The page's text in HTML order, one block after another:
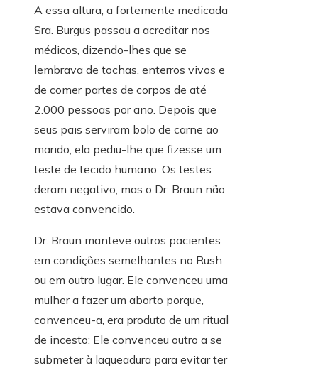
A essa altura, a fortemente medicada
Sra. Burgus passou a acreditar nos
médicos, dizendo-lhes que se
lembrava de tochas, enterros vivos e
de comer partes de corpos de até
2.000 pessoas por ano. Depois que
seus pais serviram bolo de carne ao
marido, ela pediu-lhe que fizesse um
teste de tecido humano. Os testes
deram negativo, mas o Dr. Braun não
estava convencido.
Dr. Braun manteve outros pacientes
em condições semelhantes no Rush
ou em outro lugar. Ele convenceu uma
mulher a fazer um aborto porque,
convenceu-a, era produto de um ritual
de incesto; Ele convenceu outro a se
submeter à laqueadura para evitar ter